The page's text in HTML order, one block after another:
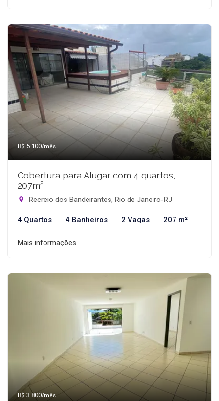
R$ 5.100/mês
Cobertura para Alugar com 4 quartos,
207m²
Recreio dos Bandeirantes, Rio de Janeiro-RJ
4 Quartos 4 Banheiros 2 Vagas 207 m²
Mais informações
R$ 3.800/mês